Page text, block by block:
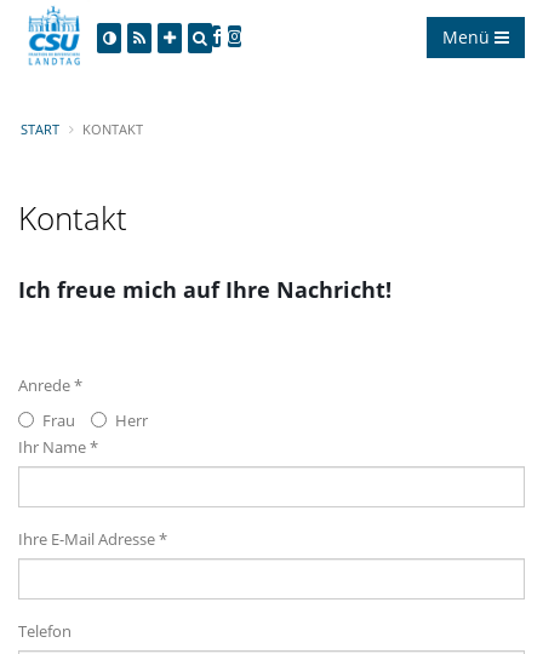
Menü
START KONTAKT
Kontakt
Ich freue mich auf Ihre Nachricht!
Anrede *
Frau
Herr
Ihr Name *
Ihre E-Mail Adresse *
Telefon